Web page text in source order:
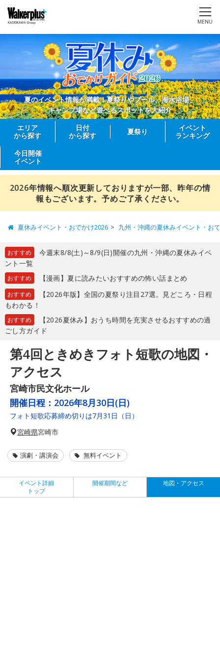
MENU
夏のイベント情報が満載！夏祭りやプール、海水浴場、
キャンプ場など遊べるスポットを大紹介
エリア
から探す
日付
から探す
夏祭り
イベント
ランキング
今日開催
イベント
2026年情報へ順次更新しておりますが一部、昨年の情
報もございます。予めご了承ください。
夏休みイベント・おでかけ2026 九州・沖縄の夏休みイベント・お
おすすめ
今週末8/8(土)～8/9(日)開催の九州・沖縄の夏休みイベ
ント一覧
おすすめ 【漫画】夏に読みたいおすすめの怖い話まとめ
おすすめ
【2026年版】全国の夏祭り注目27選。見どころ・日程
もわかる！
おすすめ
【2026夏休み】おうち時間を充実させるおすすめの過
ごし方ガイド
第4回ときめきフォト短歌の地図・
アクセス
宮崎市民文化ホール
開催日程： 2026年8月30日(日)
フォト短歌応募締め切りは7月31日（日）
宮崎県宮崎市
演劇・講演会 無料イベント
イベント詳細
トップ
開催期間など 地図・アクセス